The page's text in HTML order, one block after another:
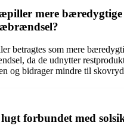
mere bæredygtige
betragtes som mere
da de udnytter
og bidrager mindre til
forbundet med